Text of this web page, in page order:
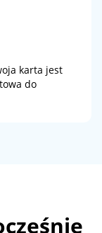
karta jest
do